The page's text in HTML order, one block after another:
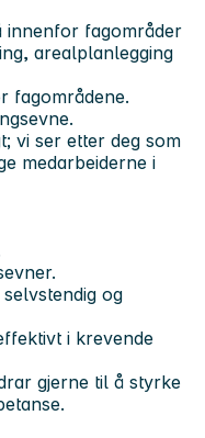
innenfor fagområder
arealplanlegging
fagområdene.
vi ser etter deg som
medarbeiderne i
og
i krevende
gjerne til å styrke